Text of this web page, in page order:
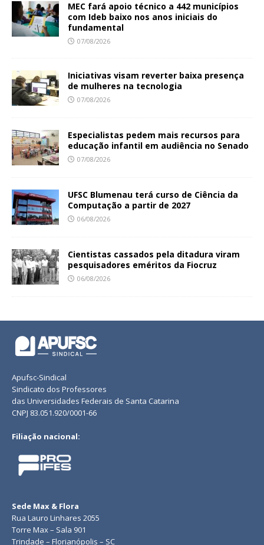
MEC fará apoio técnico a 442 municípios
com Ideb baixo nos anos iniciais do
fundamental
07/08/2026
Iniciativas visam reverter baixa presença
de mulheres na tecnologia
07/08/2026
Especialistas pedem mais recursos para
educação infantil em audiência no Senado
07/08/2026
UFSC Blumenau terá curso de Ciência da
Computação a partir de 2027
06/08/2026
Cientistas cassados pela ditadura viram
pesquisadores eméritos da Fiocruz
06/08/2026
Apufsc-Sindical
Sindicato dos Professores
das Universidades Federais de Santa Catarina
CNPJ 83.051.920/0001-66
Filiação nacional:
Sede Max & Flora
Rua Lauro Linhares 2055
Torre Max – Sala 901
Trindade – Florianópolis – SC